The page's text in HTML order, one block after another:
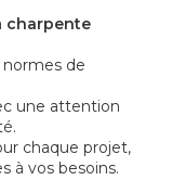
charpente
normes de
une attention
chaque projet,
à vos besoins.